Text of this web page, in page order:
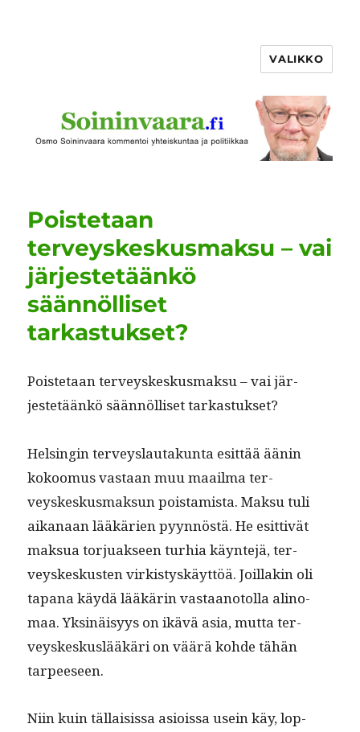
VALIKKO
Poistetaan
terveyskeskusmaksu – vai
järjestetäänkö
säännölliset
tarkastukset?
Pois­te­taan ter­veyskeskus­mak­su – vai jär­
jestetäänkö sään­nöl­liset tarkastukset?
Helsin­gin ter­veyslau­takun­ta esit­tää äänin
kokoomus vas­taan muu maail­ma ter­
veyskeskus­mak­sun pois­tamista. Mak­su tuli
aikanaan lääkärien pyyn­nöstä. He esit­tivät
mak­sua tor­juak­seen turhia käyn­te­jä, ter­
veyskeskusten virk­istyskäyt­töä. Joil­lakin oli
tapana käy­dä lääkärin vas­taan­otol­la ali­no­
maa. Yksinäisyys on ikävä asia, mut­ta ter­
veyskeskus­lääkäri on väärä kohde tähän
tarpeeseen.
Niin kuin täl­lai­sis­sa asiois­sa usein käy, lop­